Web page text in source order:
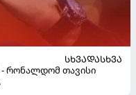
ᲡᲮᲕᲐᲓᲐᲡᲮᲕᲐ
- რონალდომ თავისი